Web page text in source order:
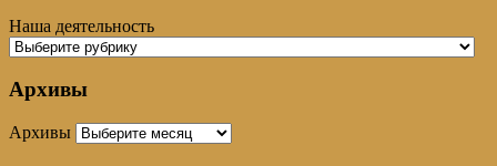
Наша деятельность
Архивы
Архивы